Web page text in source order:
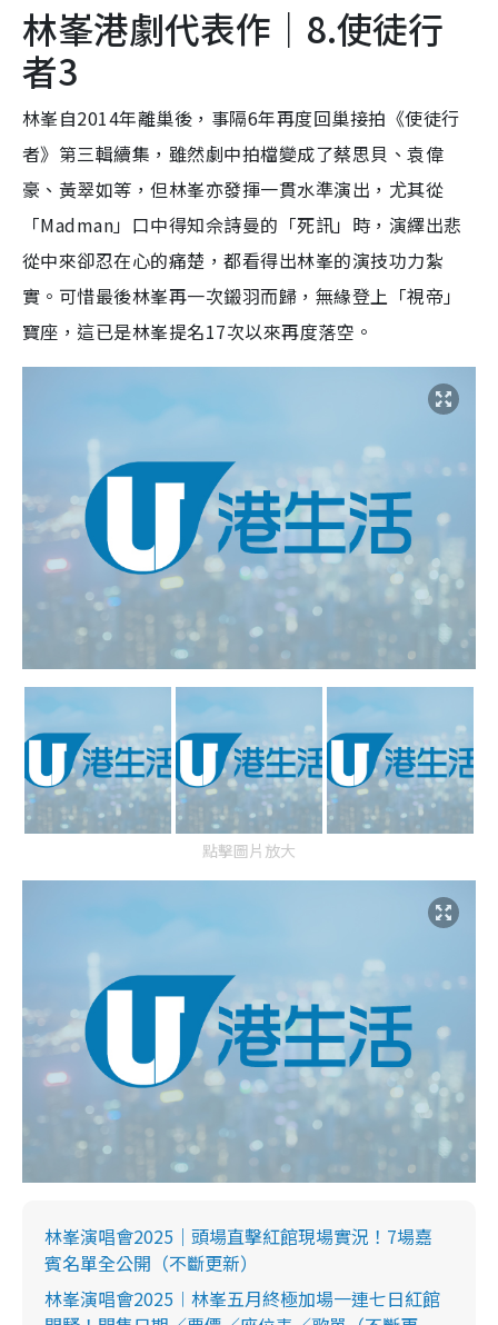
林峯港劇代表作｜8.使徒行
者3
林峯自2014年離巢後，事隔6年再度回巢接拍《使徒行
者》第三輯續集，雖然劇中拍檔變成了蔡思貝、袁偉
豪、黃翠如等，但林峯亦發揮一貫水準演出，尤其從
「Madman」口中得知佘詩曼的「死訊」時，演繹出悲
從中來卻忍在心的痛楚，都看得出林峯的演技功力紮
實。可惜最後林峯再一次鎩羽而歸，無緣登上「視帝」
寶座，這已是林峯提名17次以來再度落空。
點擊圖片放大
林峯演唱會2025｜頭場直擊紅館現場實況！7場嘉
賓名單全公開（不斷更新）
林峯演唱會2025︱林峯五月終極加場一連七日紅館